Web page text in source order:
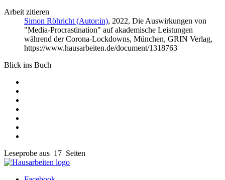
Arbeit zitieren
Simon Röhricht (Autor:in), 2022, Die Auswirkungen von
"Media-Procrastination" auf akademische Leistungen
während der Corona-Lockdowns, München, GRIN Verlag,
https://www.hausarbeiten.de/document/1318763
Blick ins Buch
Leseprobe aus 17 Seiten